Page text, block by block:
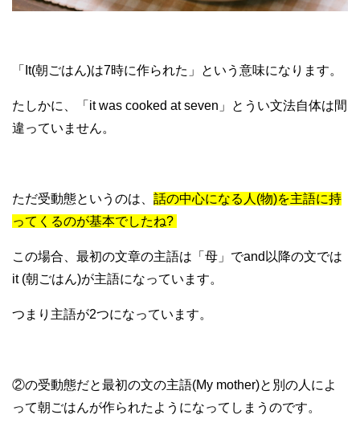
「It(朝ごはん)は7時に作られた」という意味になります。
たしかに、「it was cooked at seven」とうい文法自体は間
違っていません。
ただ受動態というのは、 話の中心になる人(物)を主語に持
ってくるのが基本でしたね?
この場合、最初の文章の主語は「母」でand以降の文では
it (朝ごはん)が主語になっています。
つまり主語が2つになっています。
②の受動態だと最初の文の主語(My mother)と別の人によ
って朝ごはんが作られたようになってしまうのです。